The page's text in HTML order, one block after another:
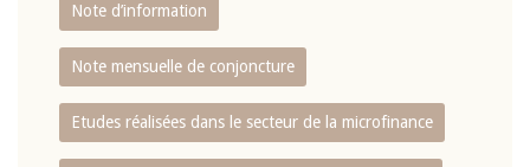
Note d’information
Note mensuelle de conjoncture
Etudes réalisées dans le secteur de la microfinance